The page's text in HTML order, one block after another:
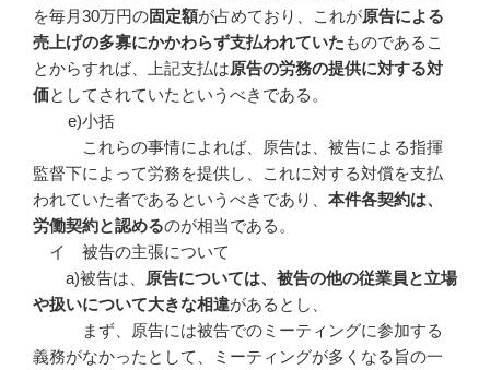
を毎月30万円の固定額が占めており、これが原告による
売上げの多寡にかかわらず支払われていた ものであるこ
とからすれば、上記支払は原告の労務の提供に対する対
価としてされていたというべきである。
e)小括
これらの事情によれば、原告は、被告による指揮
監督下によって労務を提供し、これに対する対償を支払
われていた者であるというべきであり、 本件各契約は、
労働契約と認めるのが相当である。
イ 被告の主張について
a)被告は、
原告については、被告の他の従業員と立場
や扱いについて大きな相違があるとし、
まず、原告には被告でのミーティングに参加する
義務がなかったとして、ミーティングが多くなる旨の一